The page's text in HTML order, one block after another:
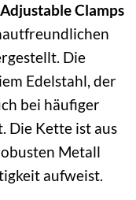
Adjustable Clamps
Die
Edelstahl, der
bei häufiger
Die Kette ist aus
Metall
aufweist.